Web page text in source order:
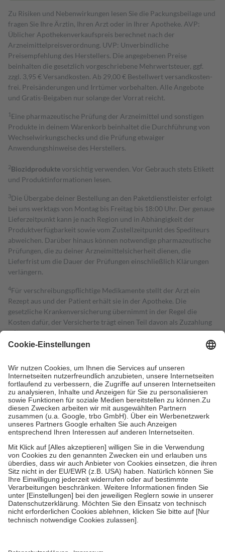
Zu Risiken und Nebenwirkungen lesen Sie die Packungsbeilage und
fragen Sie Ihre Ärztin, Ihren Arzt oder in Ihrer Apotheke. AVP:
Üblicher Apothekenverkaufspreis berechnet nach der
Arzneimittelpreisverordnung. UVP: Unverbindliche
Preisempfehlung des Herstellers. Die angegebenen Preise
beinhalten die gesetzlich vorgeschriebene Mehrwertsteuer, ggf.
zzgl. 3,95 € Versandkosten. Ab 29,00 € Bestell­wert versand­kosten­
frei. Preisänderungen und Irrtümer vorbehalten. Alle Angebote
und Gratis-Beigaben nur solange der Vorrat reicht.
1 Eine pharmazeutische Prüfung der Arzneimittel und sonstigen
Produkte in deinem Warenkorb beinhaltet die Durchführung von
Wechselwirkungschecks und die Prüfung etwaiger
Anwendungshinweise des Herstellers.
2Biozidproduktevorsichtig verwenden. Vor Gebrauch stets Etikett
und Produktinformationen lesen.
3Die Übergabe deiner Bestellung an den Paketdienstleister erfolgt
bei uns werktags von Montag bis Freitag bis 18:00 Uhr. Der genaue
Lieferzeitpunkt kann je nach Region und in Abhängigkeit der
Produktverfügbarkeit sowie vom Zustellzeitpunkt des Spediteurs
abweichen. Darüber hinaus können notwendige pharmazeutische
Prüfungen, die zu deiner Arzneimittelsicherheit dienen, die
Lieferfrist um die Dauer der Prüfungen einschließlich Klärungen
verlängern.
4Für verschreibungspflichtige Medikamente stellt der Arzt ein
Rezept aus und der Patient erhält sie in der Apotheke. Die
gesetzliche Krankenversicherung übernimmt in der Regel die
Kosten dafür, der Versicherte trägt einen Teil davon als Zuzahlung
mit.
Grundsätzlich leisten Mitglieder Zuzahlungen in Höhe von zehn
höchstens zehn Euro.
Es sind jedoch nie mehr als die tatsächlichen
Kosten der Leistung zu entrichten.
Diese Regeln gelten grundsätzlich auch für Online-Apotheken.
Bei Heilmitteln und häuslicher Krankenpflege beträgt die
Zuzahlung zehn Prozent der Kosten sowie zehn Euro je
Verordnung.
Um das Engagement der Versicherten für ihre eigene Gesundheit zu
stärken und die besondere Stellung der Familie zu unterstützen,
fallenkeine Zuzahlungenan bei:
• Kindern und Jugendlichen bis zum vollendeten 18. Lebensjahr
mit Ausnahme der Fahrkosten
• Untersuchungen zur Vorsorge und Früherkennung, die von der
GKV getragen werden
• empfohlenen Schutzimpfungen
• Harn- und Blutteststreifen